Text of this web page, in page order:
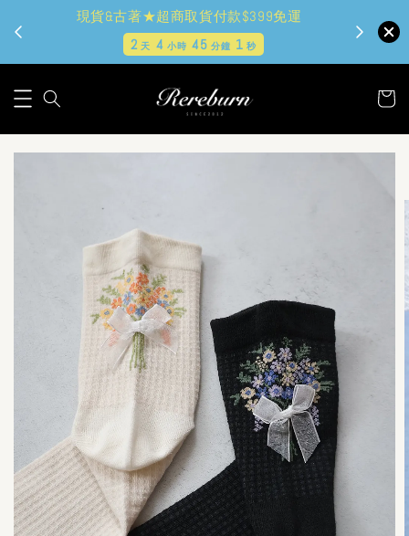
現貨&古著★超商取貨付款$399免運
2天 4 小時 44分鐘 59秒